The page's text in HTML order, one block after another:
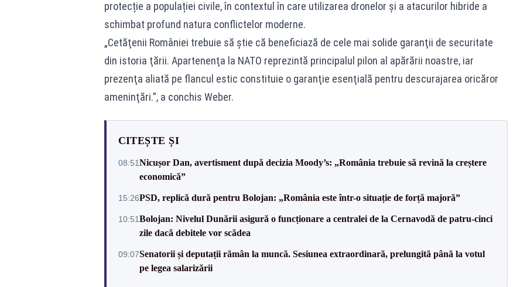
protecție a populației civile, în contextul în care utilizarea dronelor și a atacurilor hibride a
schimbat profund natura conflictelor moderne.
„Cetăţenii României trebuie să ştie că beneficiază de cele mai solide garanţii de securitate
din istoria ţării. Apartenenţa la NATO reprezintă principalul pilon al apărării noastre, iar
prezenţa aliată pe flancul estic constituie o garanţie esenţială pentru descurajarea oricăror
ameninţări.”, a conchis Weber.
CITEȘTE ȘI
08:51Nicușor Dan, avertisment după decizia Moody’s: „România trebuie să revină la creștere
economică”
15:26PSD, replică dură pentru Bolojan: „România este într-o situație de forță majoră”
10:51Bolojan: Nivelul Dunării asigură o funcționare a centralei de la Cernavodă de patru-cinci
zile dacă debitele vor scădea
09:07Senatorii și deputații rămân la muncă. Sesiunea extraordinară, prelungită până la votul
pe legea salarizării